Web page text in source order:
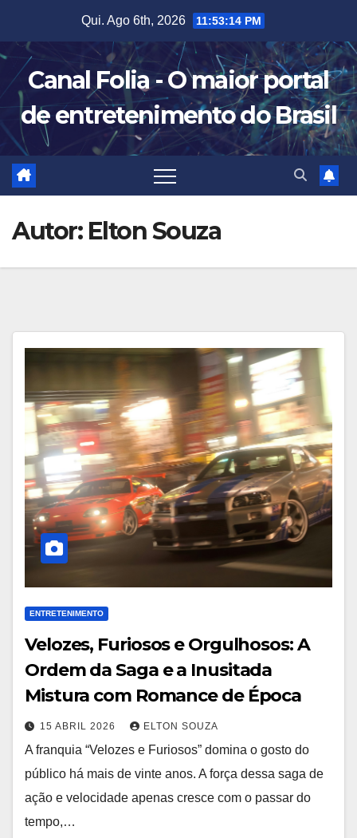
content
Qui. Ago 6th, 2026 11:53:16 PM
Canal Folia - O maior portal
de entretenimento do Brasil
Autor: Elton Souza
ENTRETENIMENTO
Velozes, Furiosos e Orgulhosos: A
Ordem da Saga e a Inusitada
Mistura com Romance de Época
15 ABRIL 2026 ELTON SOUZA
A franquia “Velozes e Furiosos” domina o gosto do
público há mais de vinte anos. A força dessa saga de
ação e velocidade apenas cresce com o passar do
tempo,…